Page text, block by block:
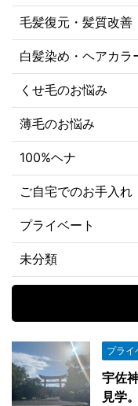
毛髪復元・髪質改善
白髪染め・ヘアカラ
くせ毛のお悩み
薄毛のお悩み
100%ヘナ
ご自宅でのお手入れ
プライベート
未分類
プライ
宇佐
見学。